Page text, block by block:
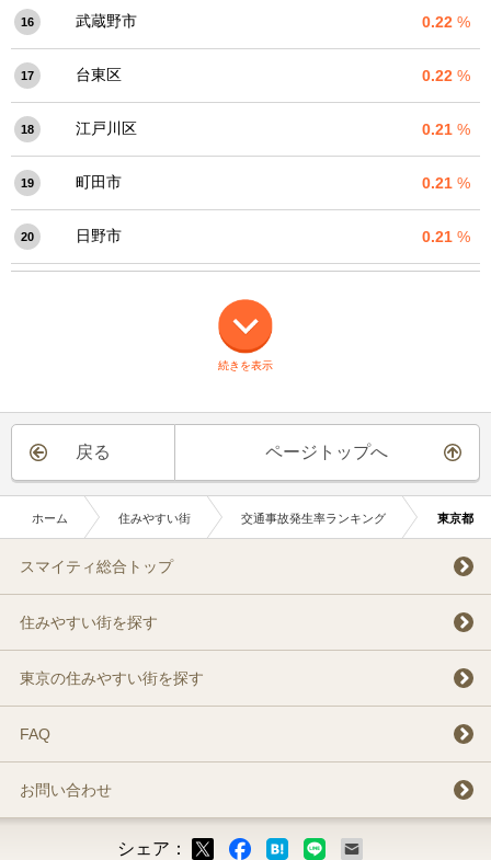
16 武蔵野市 0.22 %
17 台東区 0.22 %
18 江戸川区 0.21 %
19 町田市 0.21 %
20 日野市 0.21 %
続きを表示
戻る ページトップへ
ホーム 住みやすい街 交通事故発生率ランキング 東京都
スマイティ総合トップ
住みやすい街を探す
東京の住みやすい街を探す
FAQ
お問い合わせ
シェア：